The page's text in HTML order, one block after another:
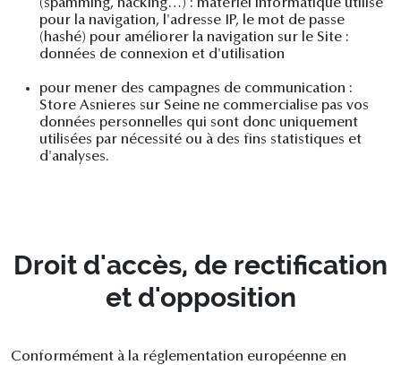
(spamming, hacking…) : matériel informatique utilisé
pour la navigation, l'adresse IP, le mot de passe
(hashé) pour améliorer la navigation sur le Site :
données de connexion et d'utilisation
pour mener des campagnes de communication :
Store Asnieres sur Seine ne commercialise pas vos
données personnelles qui sont donc uniquement
utilisées par nécessité ou à des fins statistiques et
d'analyses.
Droit d'accès, de rectification
et d'opposition
Conformément à la réglementation européenne en